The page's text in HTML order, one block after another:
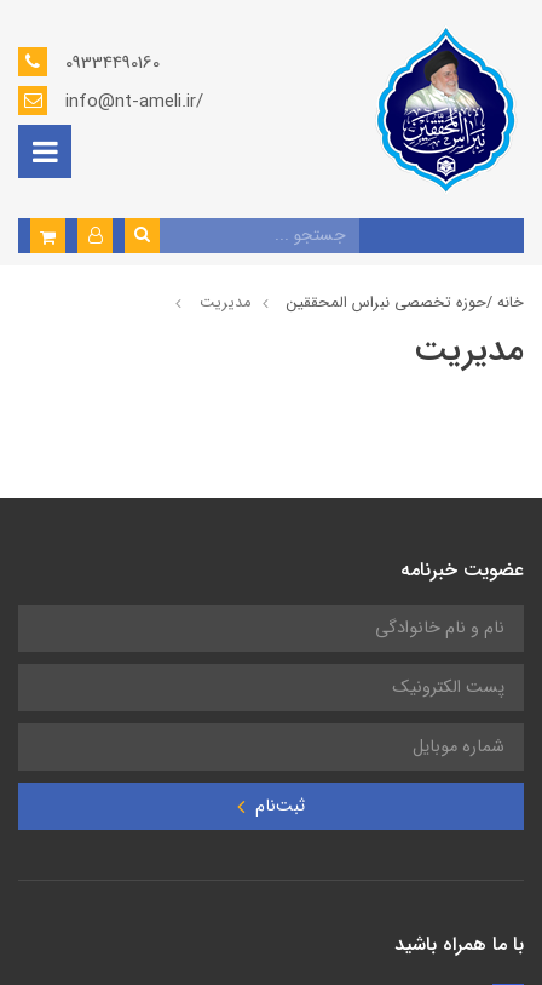
09334490160
info@nt-ameli.ir/
خانه /حوزه تخصصی نبراس المحققین مديريت
مديريت
عضویت خبرنامه
ثبت‌نام
با ما همراه باشید